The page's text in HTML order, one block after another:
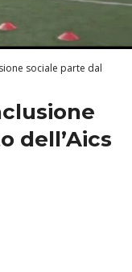
sociale parte dal
dell’Aics